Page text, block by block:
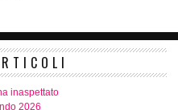
inaspettato
2026